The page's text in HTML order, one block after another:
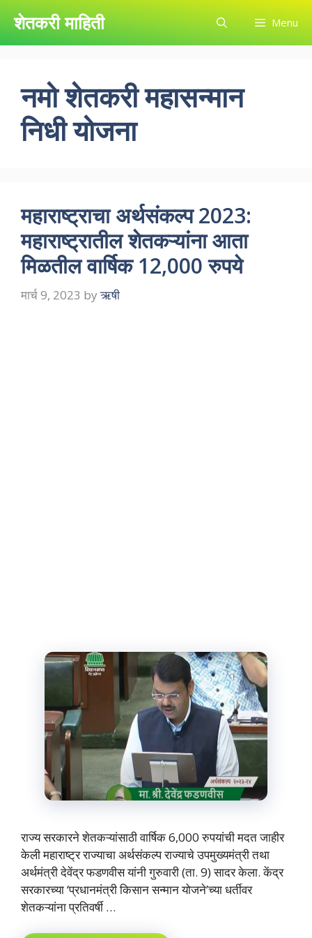
content
शेतकरी माहिती Menu
नमो शेतकरी महासन्मान
निधी योजना
महाराष्ट्राचा अर्थसंकल्प 2023:
महाराष्ट्रातील शेतकऱ्यांना आता
मिळतील वार्षिक 12,000 रुपये
मार्च 9, 2023 byऋषी
राज्य सरकारने शेतकऱ्यांसाठी वार्षिक 6,000 रुपयांची मदत जाहीर
केली महाराष्ट्र राज्याचा अर्थसंकल्प राज्याचे उपमुख्यमंत्री तथा
अर्थमंत्री देवेंद्र फडणवीस यांनी गुरुवारी (ता. 9) सादर केला. केंद्र
सरकारच्या ‘प्रधानमंत्री किसान सन्मान योजने’च्या धर्तीवर
शेतकऱ्यांना प्रतिवर्षी …